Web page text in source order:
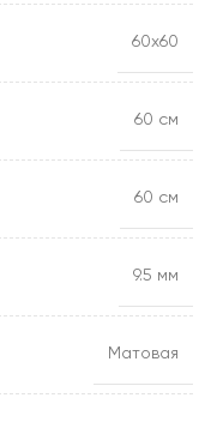
60х60
60 см
60 см
9.5 мм
Матовая